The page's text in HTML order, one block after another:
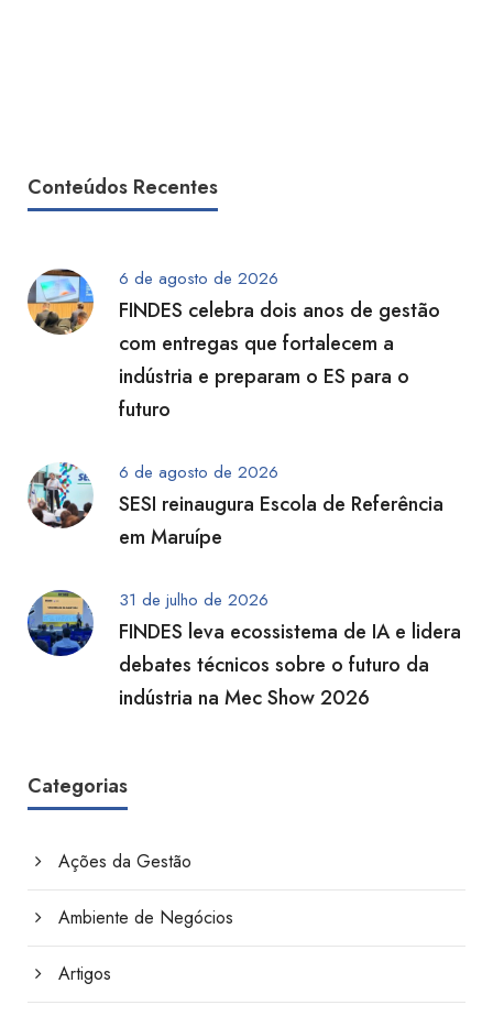
Conteúdos Recentes
6 de agosto de 2026
FINDES celebra dois anos de gestão
com entregas que fortalecem a
indústria e preparam o ES para o
futuro
6 de agosto de 2026
SESI reinaugura Escola de Referência
em Maruípe
31 de julho de 2026
FINDES leva ecossistema de IA e lidera
debates técnicos sobre o futuro da
indústria na Mec Show 2026
Categorias
Ações da Gestão
Ambiente de Negócios
Artigos